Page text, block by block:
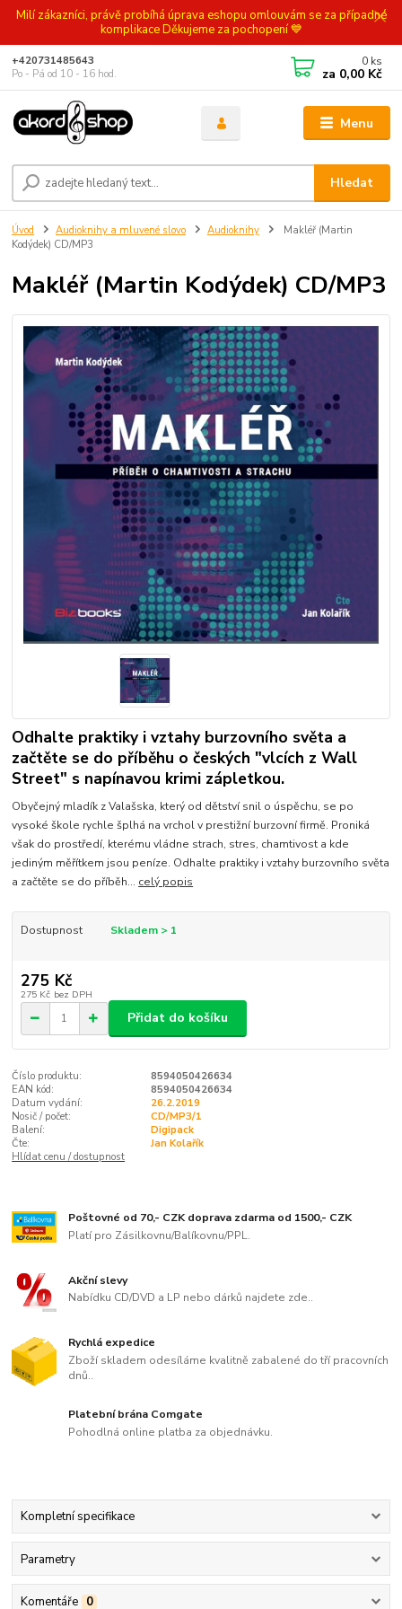
Milí zákazníci, právě probíhá úprava eshopu omlouvám se za případné
komplikace Děkujeme za pochopení 💙
Menu
Hledat
+420731485643
Po - Pá od 10 - 16 hod.
0 ks
za 0,00 Kč
Úvod Audioknihy a mluvené slovo Audioknihy
Makléř (Martin
Kodýdek) CD/MP3
Makléř (Martin Kodýdek) CD/MP3
Odhalte praktiky i vztahy burzovního světa a
začtěte se do příběhu o českých "vlcích z Wall
Street" s napínavou krimi zápletkou.
Obyčejný mladík z Valašska, který od dětství snil o úspěchu, se po
vysoké škole rychle šplhá na vrchol v prestižní burzovní firmě. Proniká
však do prostředí, kterému vládne strach, stres, chamtivost a kde
jediným měřítkem jsou peníze. Odhalte praktiky i vztahy burzovního světa
a začtěte se do příběh... celý popis
Dostupnost Skladem > 1
275 Kč
275 Kč bez DPH
Přidat do košíku
Číslo produktu:
8594050426634
EAN kód:
8594050426634
Datum vydání:
26.2.2019
Nosič / počet:
CD/MP3/1
Balení:
Digipack
Čte:
Jan Kolařík
Hlídat cenu / dostupnost
Poštovné od 70,- CZK doprava zdarma od 1500,- CZK
Platí pro Zásilkovnu/Balíkovnu/PPL.
Akční slevy
Nabídku CD/DVD a LP nebo dárků najdete zde..
Rychlá expedice
Zboží skladem odesíláme kvalitně zabalené do tří pracovních
dnů..
Platební brána Comgate
Pohodlná online platba za objednávku.
Kompletní specifikace
Parametry
Komentáře 0